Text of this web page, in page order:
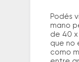
Podés
mano
de 40 x
que no
como